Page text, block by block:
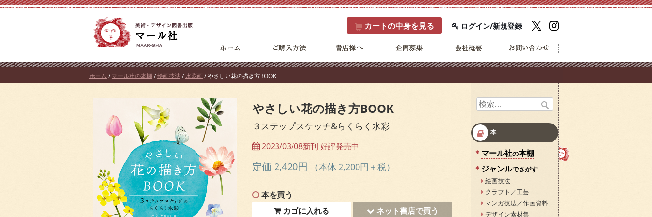
コ
ツ
カートの中身を見る ログイン/新規登録
ホーム / マール社の本棚 /絵画技法 /水彩画/ やさしい花の描き方BOOK
やさしい花の描き方BOOK
３ステップスケッチ&らくらく水彩
2023/03/08新刊 好評発売中
定価 2,420円 （本体 2,200円＋税）
本を買う
カゴに入れる
ネット書店で買う
検
本
マール社の本棚
ジャンルでさがす
絵画技法
クラフト／工芸
マンガ技法／作画資料
デザイン素材集